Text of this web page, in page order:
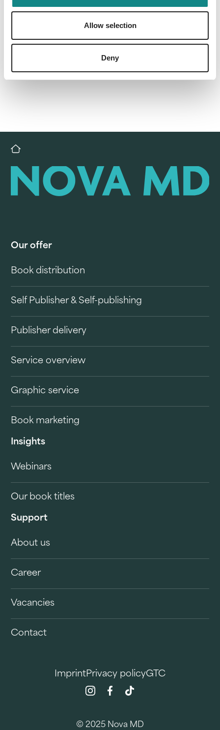
Allow selection
Deny
Back to overview
Our offer
Book distribution
Self Publisher & Self-publishing
Publisher delivery
Service overview
Graphic service
Book marketing
Insights
Webinars
Our book titles
Support
About us
Career
Vacancies
Contact
ImprintPrivacy policyGTC
© 2025 Nova MD